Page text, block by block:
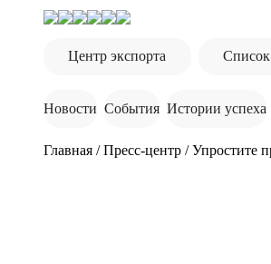
Центр экспорта Список
Новости События Истории успеха
Главная /Пресс-центр /Упростите